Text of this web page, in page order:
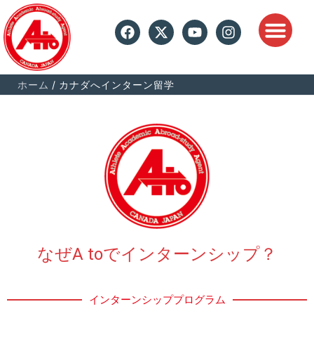
容
を
ス
キ
F
a
c
b
o
X
-
t
i
t
e
r
Y
o
u
u
b
I
n
s
a
g
ホーム カナダへインターン留学
なぜA toでインターンシップ？
インターンシッププログラム